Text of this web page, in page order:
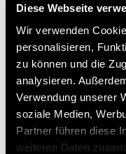
Diese Webseite
Wir verwenden
personalisieren,
zu können und die
analysieren.
Verwendung unserer
soziale Medien,
Partner führen diese
weiteren Daten
Der Hersteller legt
leistungsfähige
SMD-Technologie
Handelsmarke
Produkportfolio